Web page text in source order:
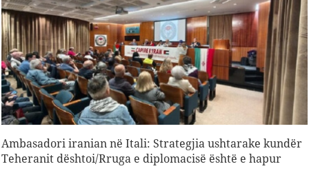
Ambasadori iranian në Itali: Strategjia ushtarake kundër
Teheranit dështoi/Rruga e diplomacisë është e hapur